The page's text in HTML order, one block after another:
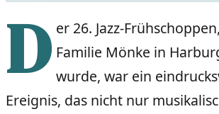
D er 26. Jazz-
Familie Mönke in
wurde, war ein
Ereignis, das nicht nur